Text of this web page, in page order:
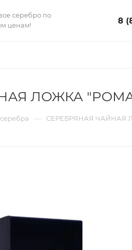
серебро по
ценам!
8
ЛОЖКА
— СЕРЕБРЯНАЯ ЧАЙНАЯ